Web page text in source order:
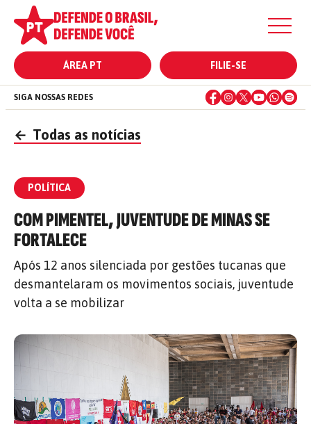
ÁREA PT FILIE-SE
SIGA NOSSAS REDES
← Todas as notícias
POLÍTICA
COM PIMENTEL, JUVENTUDE DE MINAS SE
FORTALECE
Após 12 anos silenciada por gestões tucanas que
desmantelaram os movimentos sociais, juventude
volta a se mobilizar